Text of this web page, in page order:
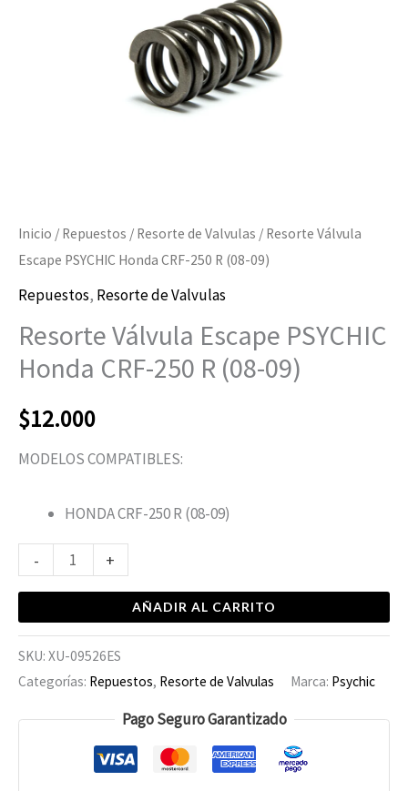
Inicio / Repuestos / Resorte de Valvulas / Resorte Válvula
Escape PSYCHIC Honda CRF-250 R (08-09)
Repuestos, Resorte de Valvulas
Resorte Válvula Escape PSYCHIC
Honda CRF-250 R (08-09)
$12.000
MODELOS COMPATIBLES:
HONDA CRF-250 R (08-09)
- +
AÑADIR AL CARRITO
SKU: XU-09526ES
Categorías: Repuestos, Resorte de Valvulas Marca: Psychic
Pago Seguro Garantizado